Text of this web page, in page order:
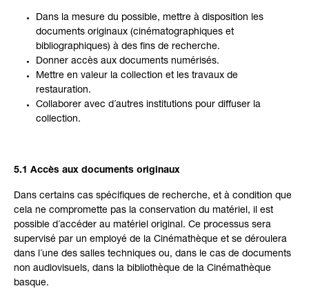
Dans la mesure du possible, mettre à disposition les
documents originaux (cinématographiques et
bibliographiques) à des fins de recherche.
Donner accès aux documents numérisés.
Mettre en valeur la collection et les travaux de
restauration.
Collaborer avec d´autres institutions pour diffuser la
collection.
5.1 Accès aux documents originaux
Dans certains cas spécifiques de recherche, et à condition que
cela ne compromette pas la conservation du matériel, il est
possible d´accéder au matériel original. Ce processus sera
supervisé par un employé de la Cinémathèque et se déroulera
dans l´une des salles techniques ou, dans le cas de documents
non audiovisuels, dans la bibliothèque de la Cinémathèque
basque.